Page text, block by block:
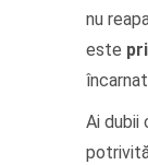
nu
este
Ai dubii